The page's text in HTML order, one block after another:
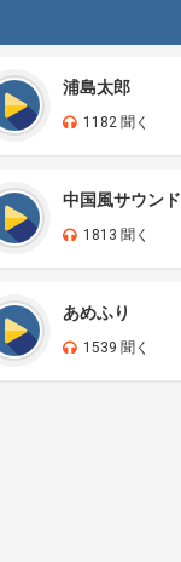
浦島太郎
1182 聞く
中国風サウンド
1813 聞く
あめふり
1539 聞く